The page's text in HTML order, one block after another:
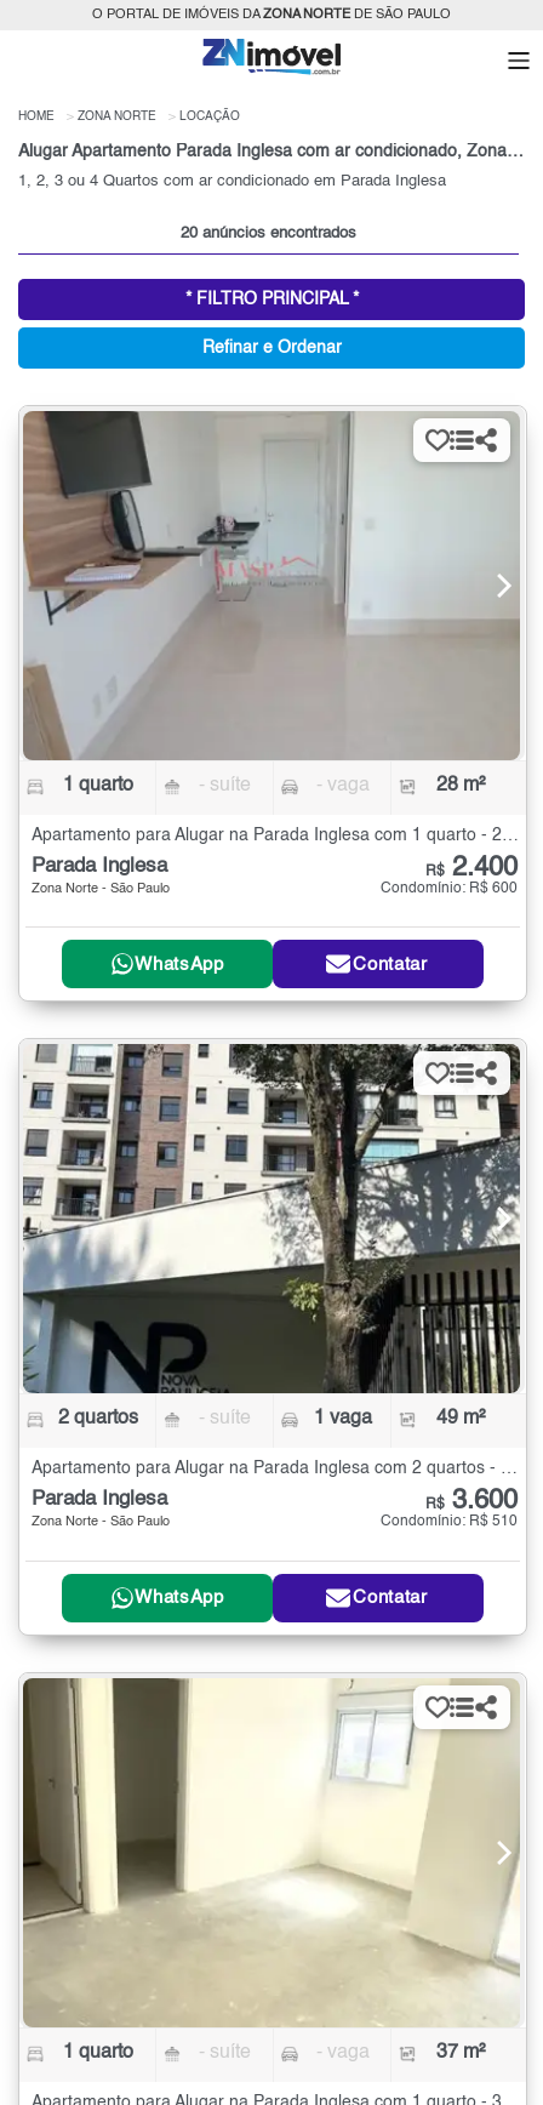
O PORTAL DE IMÓVEIS DAZONA NORTEDE SÃO PAULO
HOME ZONA NORTE LOCAÇÃO
Alugar Apartamento Parada Inglesa com ar condicionado, Zona Norte, SP
1, 2, 3 ou 4 Quartos com ar condicionado em Parada Inglesa
20 anúncios encontrados
* FILTRO PRINCIPAL *
Refinar e Ordenar
1 quarto - suíte - vaga 28 m²
Apartamento para Alugar na Parada Inglesa com 1 quarto - 28 m²
Parada Inglesa
Zona Norte - São Paulo
R$ 2.400
Condomínio: R$ 600
WhatsApp Contatar
2 quartos - suíte 1 vaga 49 m²
Apartamento para Alugar na Parada Inglesa com 2 quartos - 49 m²
Parada Inglesa
Zona Norte - São Paulo
R$ 3.600
Condomínio: R$ 510
WhatsApp Contatar
1 quarto - suíte - vaga 37 m²